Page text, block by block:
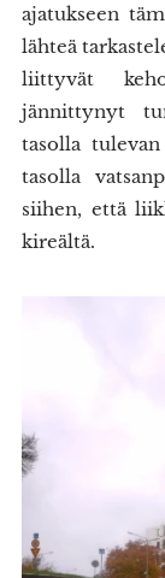
ajatukseen
lähteä
liittyvät
jännittynyt
tasolla
tasolla
siihen, että
kireältä.